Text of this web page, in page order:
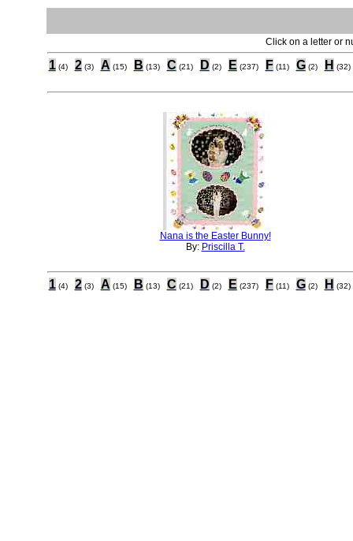
Click on a letter or
1 (4) 2 (3) A (15) B (13) C (21) D (2) E (237) F (11) G (2) H (32)
Nana is the Easter Bunny!
By: Priscilla T.
1 (4) 2 (3) A (15) B (13) C (21) D (2) E (237) F (11) G (2) H (32)